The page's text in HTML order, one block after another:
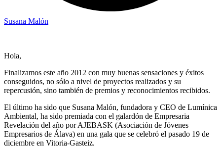
Susana Malón
Hola,
Finalizamos este año 2012 con muy buenas sensaciones y éxitos
conseguidos, no sólo a nivel de proyectos realizados y su
repercusión, sino también de premios y reconocimientos recibidos.
El último ha sido que Susana Malón, fundadora y CEO de Lumínica
Ambiental, ha sido premiada con el galardón de Empresaria
Revelación del año por AJEBASK (Asociación de Jóvenes
Empresarios de Álava) en una gala que se celebró el pasado 19 de
diciembre en Vitoria-Gasteiz.